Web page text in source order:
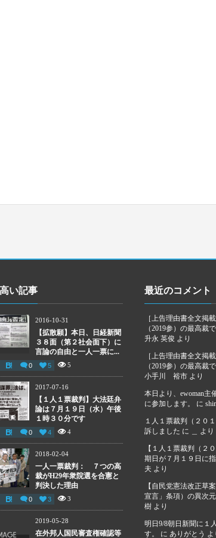
い記事
2016-10-31
【拡散願】本日、日経新聞
３８面（第２社会面下）に
言論の自由と一人一票に...
0 5 5
2017-07-16
【１人１票裁判】大法廷弁
論は７月１９日（水）午後
１時３０分です
0 4 4
2018-02-04
一人一票裁判： ７つの高
裁がH29年衆院選を合憲と
判決した理由
0 3 3
2019-05-28
在外邦人国民審査権確認等
最近のコメント
［上告理由書全文
（2019参）の最高裁
升永 英俊 より
［上告理由書全文
（2019参）の最高裁
小手川 裕市 より
本日より、ewoman主
に参加します。
に
１人１票裁判（２０
訴しました に より
【１人１票裁判（２
期日が７月１９日に
夫 より
【自民党憲法改正草
宣言」条項）の異次元
樹 より
明日9/8朝日新聞に１
す。
にありがとう よ